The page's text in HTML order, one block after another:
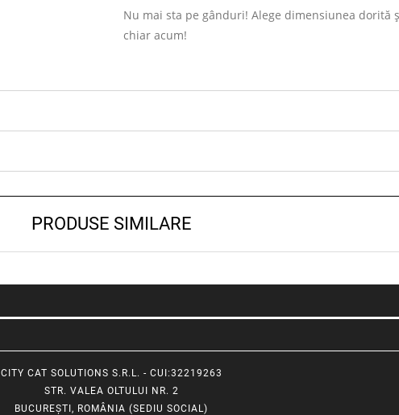
Nu mai sta pe gânduri! Alege dimensiunea dorită
chiar acum!
PRODUSE SIMILARE
CITY CAT SOLUTIONS S.R.L. - CUI:32219263
STR. VALEA OLTULUI NR. 2
BUCUREȘTI, ROMÂNIA (SEDIU SOCIAL)